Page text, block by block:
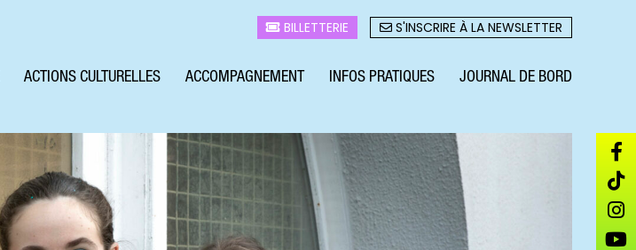
BILLETTERIE S'INSCRIRE À LA NEWSLETTER
ACTIONS CULTURELLES ACCOMPAGNEMENT INFOS PRATIQUES JOURNAL DE BORD